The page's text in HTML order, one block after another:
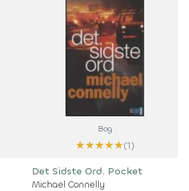
Bog
★★★★★(1)
Det Sidste Ord. Pocket
Michael Connelly